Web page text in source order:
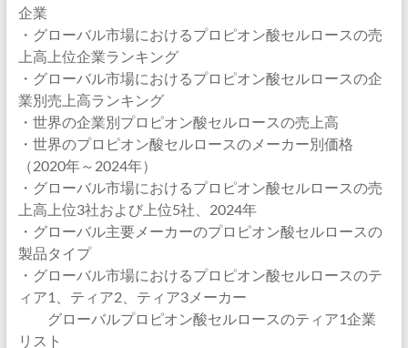
企業
・グローバル市場におけるプロピオン酸セルロースの売
上高上位企業ランキング
・グローバル市場におけるプロピオン酸セルロースの企
業別売上高ランキング
・世界の企業別プロピオン酸セルロースの売上高
・世界のプロピオン酸セルロースのメーカー別価格
（2020年～2024年）
・グローバル市場におけるプロピオン酸セルロースの売
上高上位3社および上位5社、2024年
・グローバル主要メーカーのプロピオン酸セルロースの
製品タイプ
・グローバル市場におけるプロピオン酸セルロースのテ
ィア1、ティア2、ティア3メーカー
グローバルプロピオン酸セルロースのティア1企業
リスト